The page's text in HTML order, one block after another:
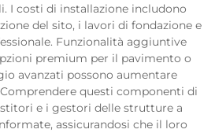
I costi di installazione includono
del sito, i lavori di fondazione e
Funzionalità aggiuntive
premium per il pavimento o
avanzati possono aumentare
questi componenti di
e i gestori delle strutture a
assicurandosi che il loro